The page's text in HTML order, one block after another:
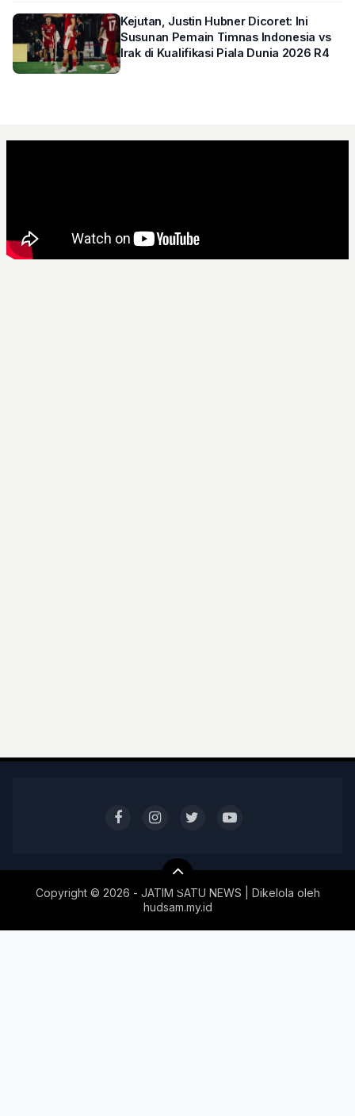
Kejutan, Justin Hubner Dicoret: Ini
Susunan Pemain Timnas Indonesia vs
Irak di Kualifikasi Piala Dunia 2026 R4
Copyright © 2026 - JATIM SATU NEWS | Dikelola oleh
hudsam.my.id